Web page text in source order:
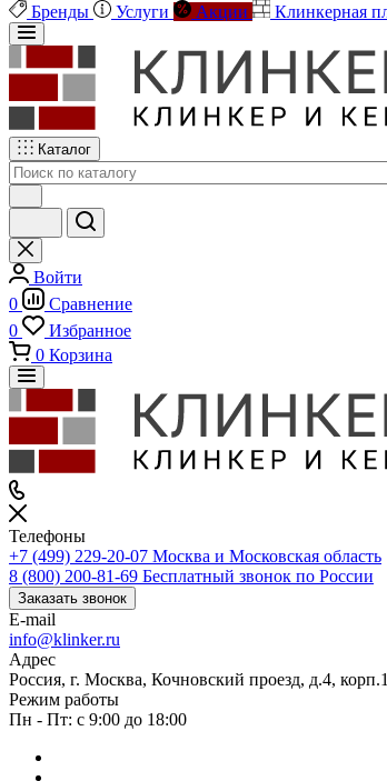
Бренды
Услуги Акции Клинкерная
Каталог
Войти
0
Сравнение
0
Избранное
0 Корзина
Телефоны
+7 (499) 229-20-07 Москва и Московская область
8 (800) 200-81-69 Бесплатный звонок по России
Заказать звонок
E-mail
info@klinker.ru
Адрес
Россия, г. Москва, Кочновский проезд, д.4,
Режим работы
Пн - Пт: с 9:00 до 18:00